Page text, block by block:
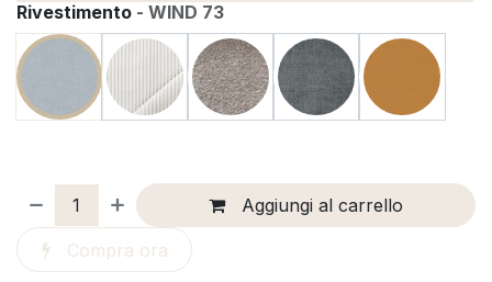
Rivestimento - WIND 73
Aggiungi al carrello
Compra ora